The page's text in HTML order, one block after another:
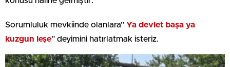
Sorumluluk mevkiinde olanlara” Ya devlet başa ya
kuzgun leşe” deyimini hatırlatmak isteriz.